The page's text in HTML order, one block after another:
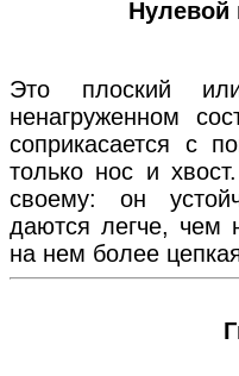
Нулевой
Это плоский
ненагруженном
соприкасается с
только нос и
своему: он
даются легче, чем
на нем более